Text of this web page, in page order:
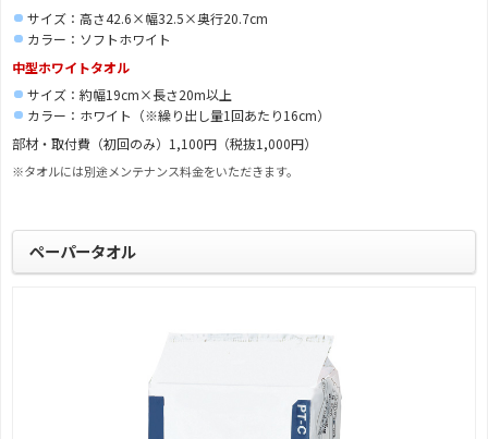
サイズ：高さ42.6×幅32.5×奥行20.7cm
カラー：ソフトホワイト
中型ホワイトタオル
サイズ：約幅19cm×長さ20m以上
カラー：ホワイト（※繰り出し量1回あたり16cm）
部材・取付費（初回のみ）1,100円（税抜1,000円）
※タオルには別途メンテナンス料金をいただきます。
ペーパータオル